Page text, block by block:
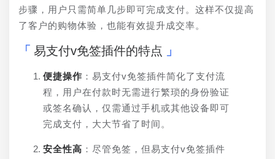
步骤，用户只需简单几步即可完成支付。这样不仅提高
了客户的购物体验，也能有效提升成交率。
易支付v免签插件的特点
便捷操作 ：易支付v免签插件简化了支付流
程，用户在付款时无需进行繁琐的身份验证
或签名确认，仅需通过手机或其他设备即可
完成支付，大大节省了时间。
安全性高 ：尽管免签，但易支付v免签插件